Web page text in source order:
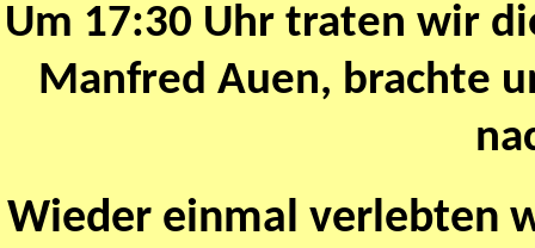
Um 17:30 Uhr traten wir
Manfred Auen, brachte
Wieder einmal verlebten